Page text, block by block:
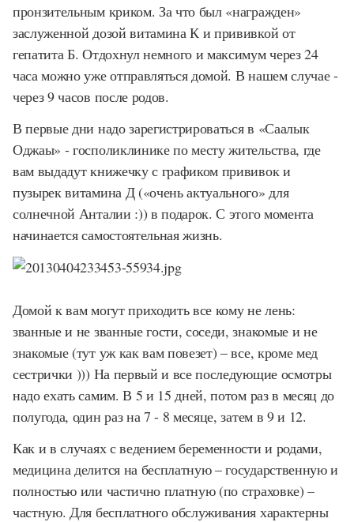
пронзительным криком. За что был «награжден»
заслуженной дозой витамина К и прививкой от
гепатита Б. Отдохнул немного и максимум через 24
часа можно уже отправляться домой. В нашем случае -
через 9 часов после родов.
В первые дни надо зарегистрироваться в «Саалык
Оджаы» - госполиклинике по месту жительства, где
вам выдадут книжечку с графиком прививок и
пузырек витамина Д («очень актуального» для
солнечной Анталии :)) в подарок. С этого момента
начинается самостоятельная жизнь.
Домой к вам могут приходить все кому не лень:
званные и не званные гости, соседи, знакомые и не
знакомые (тут уж как вам повезет) – все, кроме мед
сестрички ))) На первый и все последующие осмотры
надо ехать самим. В 5 и 15 дней, потом раз в месяц до
полугода, один раз на 7 - 8 месяце, затем в 9 и 12.
Как и в случаях с ведением беременности и родами,
медицина делится на бесплатную – государственную и
полностью или частично платную (по страховке) –
частную. Для бесплатного обслуживания характерны